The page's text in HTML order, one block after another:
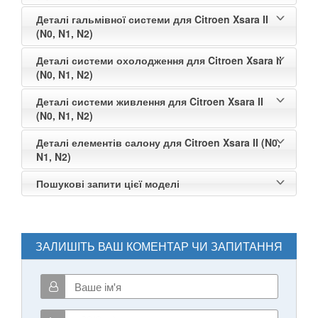
Деталі гальмівної системи для Citroen Xsara II
(N0, N1, N2)
Деталі системи охолодження для Citroen Xsara II
(N0, N1, N2)
Деталі системи живлення для Citroen Xsara II
(N0, N1, N2)
Деталі елементів салону для Citroen Xsara II (N0,
N1, N2)
Пошукові запити цієї моделі
ЗАЛИШІТЬ ВАШ КОМЕНТАР ЧИ ЗАПИТАННЯ